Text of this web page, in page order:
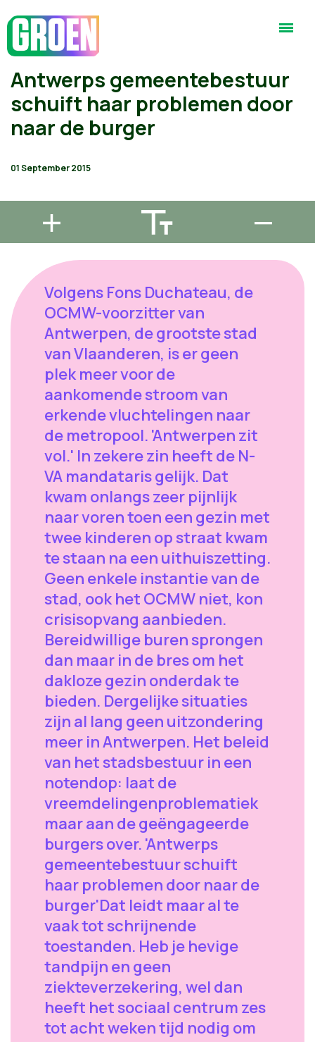
Antwerps gemeentebestuur
schuift haar problemen door
naar de burger
01 September 2015
Volgens Fons Duchateau, de
OCMW-voorzitter van
Antwerpen, de grootste stad
van Vlaanderen, is er geen
plek meer voor de
aankomende stroom van
erkende vluchtelingen naar
de metropool. 'Antwerpen zit
vol.' In zekere zin heeft de N-
VA mandataris gelijk. Dat
kwam onlangs zeer pijnlijk
naar voren toen een gezin met
twee kinderen op straat kwam
te staan na een uithuiszetting.
Geen enkele instantie van de
stad, ook het OCMW niet, kon
crisisopvang aanbieden.
Bereidwillige buren sprongen
dan maar in de bres om het
dakloze gezin onderdak te
bieden. Dergelijke situaties
zijn al lang geen uitzondering
meer in Antwerpen. Het beleid
van het stadsbestuur in een
notendop: laat de
vreemdelingenproblematiek
maar aan de geëngageerde
burgers over. 'Antwerps
gemeentebestuur schuift
haar problemen door naar de
burger'Dat leidt maar al te
vaak tot schrijnende
toestanden. Heb je hevige
tandpijn en geen
ziekteverzekering, wel dan
heeft het sociaal centrum zes
tot acht weken tijd nodig om